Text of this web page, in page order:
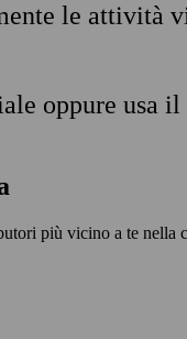
le attività
oppure usa il
più vicino a te nella